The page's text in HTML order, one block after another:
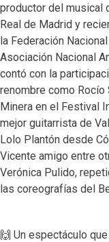
productor del musical
Real de Madrid y
la Federación
Asociación Nacional
contó con la
renombre como Rocío
Minera en el Festival
mejor guitarrista de
Lolo Plantón desde
Vicente amigo entre
Verónica Pulido,
las coreografías del
🙌 Un espectáculo